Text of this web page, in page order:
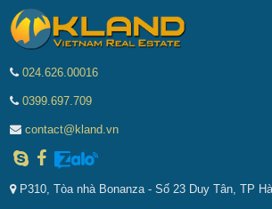
024.626.00016
0399.697.709
contact@kland.vn
P310, Tòa nhà Bonanza - Số 23 Duy Tân, TP